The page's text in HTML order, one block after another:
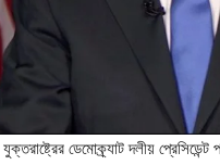
যুক্তরাষ্ট্রের ডেমোক্র্যাট দলীয়